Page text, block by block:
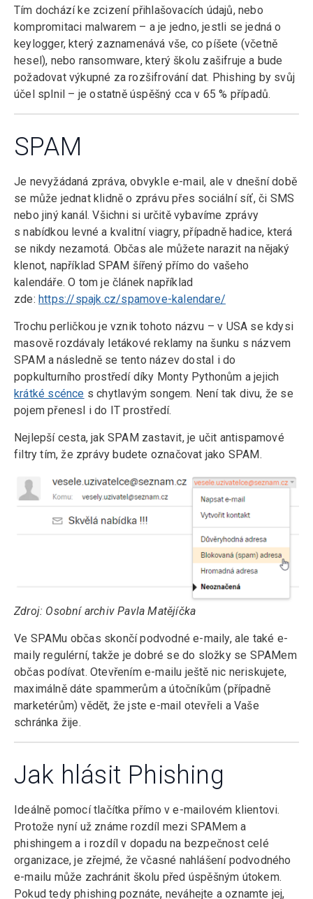
Tím dochází ke zcizení přihlašovacích údajů, nebo
kompromitaci malwarem – a je jedno, jestli se jedná o
keylogger, který zaznamenává vše, co píšete (včetně
hesel), nebo ransomware, který školu zašifruje a bude
požadovat výkupné za rozšifrování dat. Phishing by svůj
účel splnil – je ostatně úspěšný cca v 65 % případů.
SPAM
Je nevyžádaná zpráva, obvykle e-mail, ale v dnešní době
se může jednat klidně o zprávu přes sociální síť, či SMS
nebo jiný kanál. Všichni si určitě vybavíme zprávy
s nabídkou levné a kvalitní viagry, případně hadice, která
se nikdy nezamotá. Občas ale můžete narazit na nějaký
klenot, například SPAM šířený přímo do vašeho
kalendáře. O tom je článek například
zde: https://spajk.cz/spamove-kalendare/
Trochu perličkou je vznik tohoto názvu – v USA se kdysi
masově rozdávaly letákové reklamy na šunku s názvem
SPAM a následně se tento název dostal i do
popkulturního prostředí díky Monty Pythonům a jejich
krátké scénce s chytlavým songem. Není tak divu, že se
pojem přenesl i do IT prostředí.
Nejlepší cesta, jak SPAM zastavit, je učit antispamové
filtry tím, že zprávy budete označovat jako SPAM.
Zdroj: Osobní archiv Pavla Matějíčka
Ve SPAMu občas skončí podvodné e-maily, ale také e-
maily regulérní, takže je dobré se do složky se SPAMem
občas podívat. Otevřením e-mailu ještě nic neriskujete,
maximálně dáte spammerům a útočníkům (případně
marketérům) vědět, že jste e-mail otevřeli a Vaše
schránka žije.
Jak hlásit Phishing
Ideálně pomocí tlačítka přímo v e-mailovém klientovi.
Protože nyní už známe rozdíl mezi SPAMem a
phishingem a i rozdíl v dopadu na bezpečnost celé
organizace, je zřejmé, že včasné nahlášení podvodného
e-mailu může zachránit školu před úspěšným útokem.
Pokud tedy phishing poznáte, neváhejte a oznamte jej,